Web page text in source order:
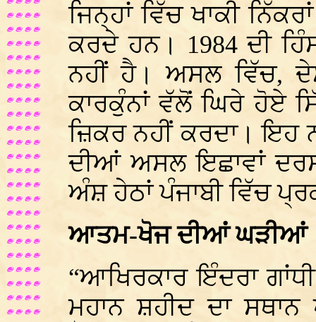
ਜਿਨ੍ਹਾਂ ਵਿੱਚ ਖਾਕੀ
ਕਰਦੇ ਹਨ। 1984 ਦੀ
ਨਹੀਂ ਹੈ। ਅਸਲ ਵਿੱਚ,
ਕਾਰਕੁੰਨਾਂ ਵੱਲੋਂ ਘਿਰੇ ਹੋਏ
ਜ਼ਿਕਰ ਨਹੀਂ ਕਰਦਾ।
ਦੀਆਂ ਅਸਲ ਇਛਾਵਾਂ
ਅੰਸ਼ ਹੇਠਾਂ ਪੰਜਾਬੀ ਵਿੱਚ
ਆਤਮ-ਖੋਜ ਦੀਆਂ ਘੜੀਆਂ
“ਆਖਿਰਕਾਰ ਇੰਦਰਾ
ਮਹਾਨ ਸ਼ਹੀਦ ਦਾ